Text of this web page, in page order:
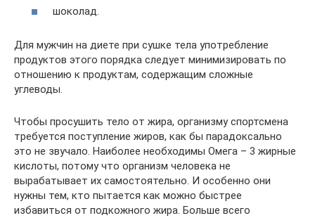
шоколад.
Для мужчин на диете при сушке тела употребление
продуктов этого порядка следует минимизировать по
отношению к продуктам, содержащим сложные
углеводы.
Чтобы просушить тело от жира, организму спортсмена
требуется поступление жиров, как бы парадоксально
это не звучало. Наиболее необходимы Омега – 3 жирные
кислоты, потому что организм человека не
вырабатывает их самостоятельно. И особенно они
нужны тем, кто пытается как можно быстрее
избавиться от подкожного жира. Больше всего